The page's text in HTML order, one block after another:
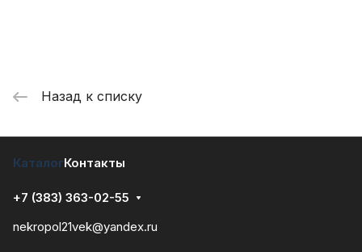
Назад к списку
КаталогКонтакты
+7 (383) 363-02-55
nekropol21vek@yandex.ru